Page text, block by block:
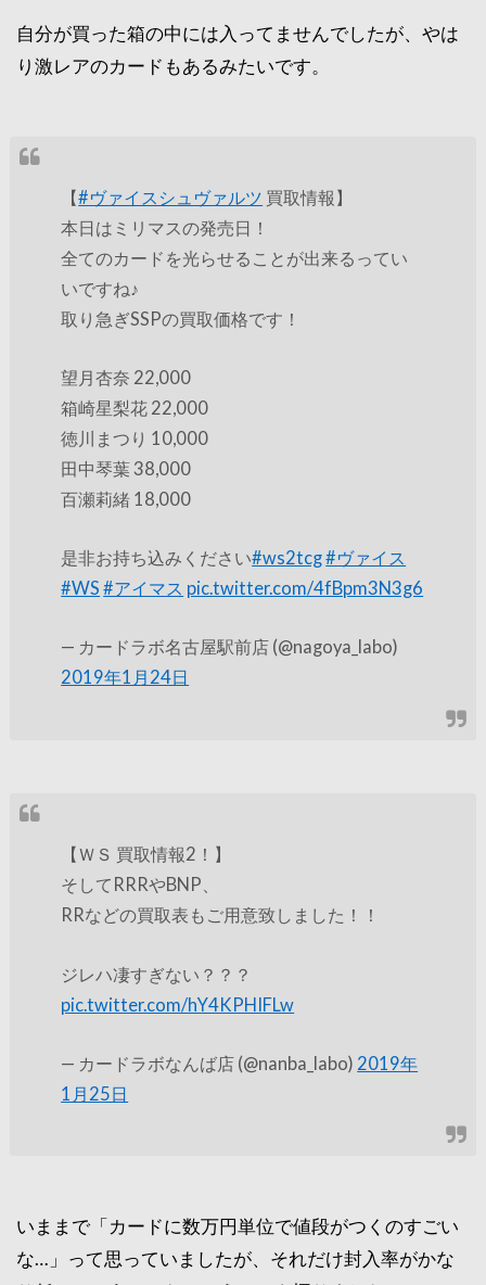
自分が買った箱の中には入ってませんでしたが、やは
り激レアのカードもあるみたいです。
【#ヴァイスシュヴァルツ 買取情報】
本日はミリマスの発売日！
全てのカードを光らせることが出来るってい
いですね♪
取り急ぎSSPの買取価格です！
望月杏奈 22,000
箱崎星梨花 22,000
徳川まつり 10,000
田中琴葉 38,000
百瀬莉緒 18,000
是非お持ち込みください#ws2tcg#ヴァイス
#WS #アイマス pic.twitter.com/4fBpm3N3g6
— カードラボ名古屋駅前店 (@nagoya_labo)
2019年1月24日
【ＷＳ 買取情報2！】
そしてRRRやBNP、
RRなどの買取表もご用意致しました！！
ジレハ凄すぎない？？？
pic.twitter.com/hY4KPHIFLw
— カードラボなんば店 (@nanba_labo) 2019年
1月25日
いままで「カードに数万円単位で値段がつくのすごい
な…」って思っていましたが、それだけ封入率がかな